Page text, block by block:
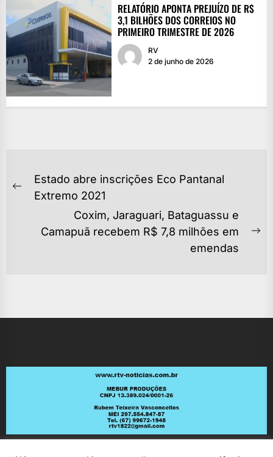
RELATÓRIO APONTA PREJUÍZO DE R$
3,1 BILHÕES DOS CORREIOS NO
PRIMEIRO TRIMESTRE DE 2026
RV
2 de junho de 2026
NAVEGAÇÃO
DEPrevious
Estado abre inscrições Eco Pantanal
Extremo 2021
Coxim, Jaraguari, Bataguassu e
Camapuã recebem R$ 7,8 milhões em
emendas